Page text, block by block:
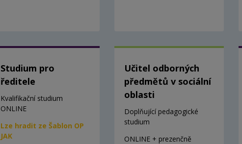
Studium pro
ředitele
Kvalifikační studium
ONLINE
Lze hradit ze Šablon OP
JAK
Učitel odborných
předmětů v sociální
oblasti
Doplňující pedagogické
studium
ONLINE + prezenčně